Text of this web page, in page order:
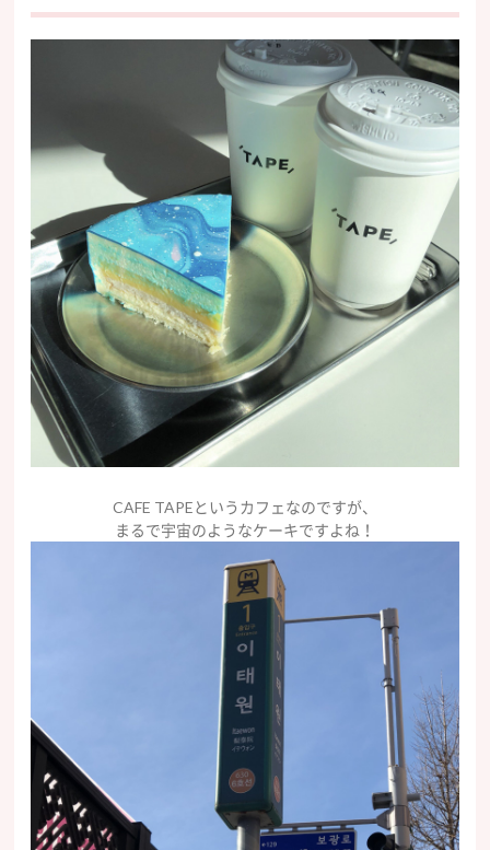
CAFE TAPEというカフェなのですが、
まるで宇宙のようなケーキですよね！